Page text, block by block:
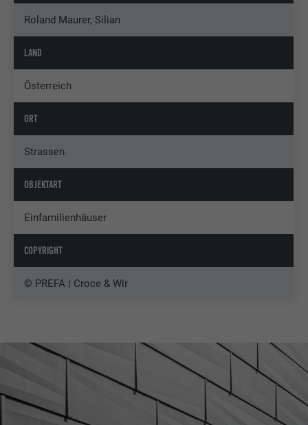
Roland Maurer, Silian
LAND
Österreich
ORT
Strassen
OBJEKTART
Einfamilienhäuser
COPYRIGHT
© PREFA | Croce & Wir